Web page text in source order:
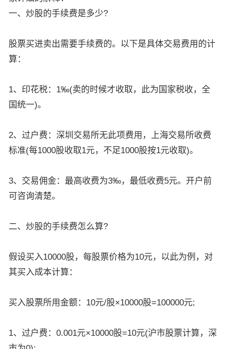
一、炒股的手续费是多少?
股票买进卖出需要手续费的。以下是具体交易费用的计
算：
1、印花税：1‰(卖的时候才收取，此为国家税收，全
国统一)。
2、过户费：深圳交易所无此项费用，上海交易所收费
标准(每1000股收取1元，不足1000股按1元收取)。
3、交易佣金：最高收费为3‰，最低收费5元。开户前
可咨询清楚。
二、炒股的手续费怎么算?
假设买入10000股，每股票价格为10元，以此为例，对
其买入成本计算：
买入股票所用金额：10元/股×10000股=100000元;
1、过户费：0.001元×10000股=10元(沪市股票计算，深